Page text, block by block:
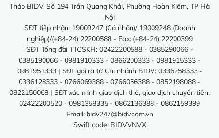
Tháp BIDV, Số 194 Trần Quang Khải, Phường Hoàn Kiếm, TP Hà
Nội
SĐT tiếp nhận: 19009247 (Cá nhân)/ 19009248 (Doanh
nghiệp)/(+84-24) 22200588 - Fax: (+84-24) 22200399
SĐT Tổng đài TTCSKH: 02422200588 - 0385290066 -
0385190066 - 0981910333 - 0866200333 - 0981915333 -
0981951333 | SĐT gọi ra từ Chi nhánh BIDV: 0336258333 -
0336128333 - 0766069388 - 0766056388 - 0852198088 -
0822150068 | SĐT xác minh giao dịch thẻ, giao dịch chuyển tiền:
02422200520 - 0981358335 - 0862136388 - 0862159399
Email: bidv247@bidv.com.vn
Swift code: BIDVVNVX